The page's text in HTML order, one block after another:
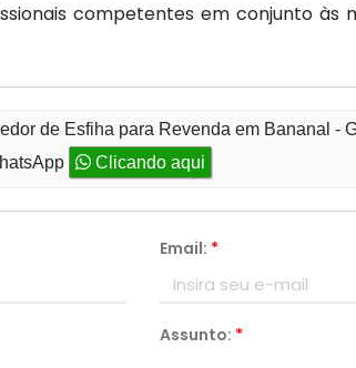
competentes em conjunto
de Esfiha para Revenda em Bananal -
Clicando aqui
Email: *
Assunto: *